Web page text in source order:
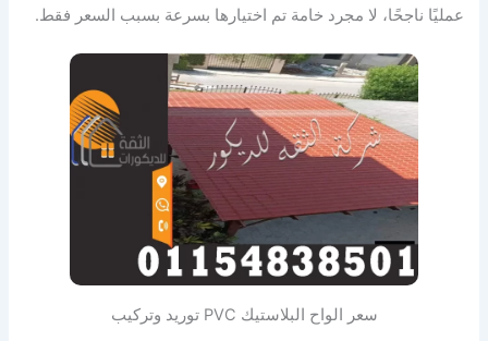
عمليًا ناجحًا، لا مجرد خامة تم اختيارها بسرعة بسبب السعر فقط.
سعر الواح البلاستيك PVC توريد وتركيب